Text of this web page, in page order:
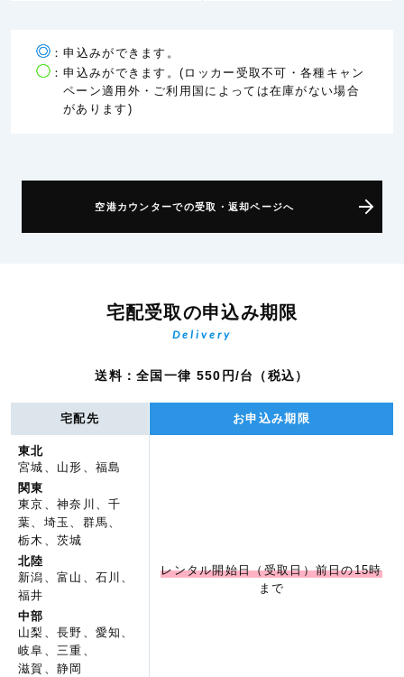
：申込みができます。
：申込みができます。(ロッカー受取不可・各種キャン
ペーン適用外・ご利用国によっては在庫がない場合
があります)
空港カウンターでの受取・返却ページへ
宅配受取の申込み期限
Delivery
送料：全国一律 550円/台（税込）
宅配先 お申込み期限
東北
宮城、山形、福島
関東
東京、神奈川、千
葉、埼玉、群馬、
栃木、茨城
北陸
新潟、富山、石川、
福井
中部
山梨、長野、愛知、
岐阜、三重、
滋賀、静岡
レンタル開始日（受取日）前日の15時
まで